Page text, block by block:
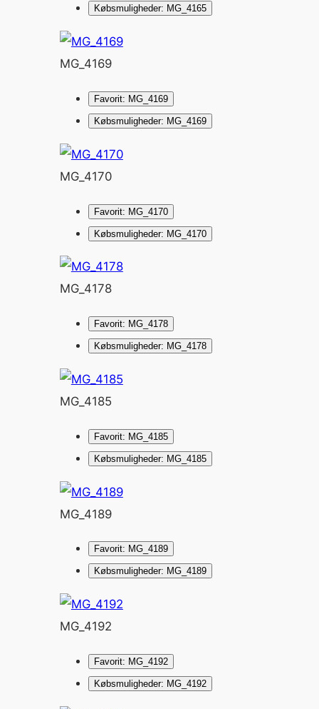
Købsmuligheder: MG_4165
MG_4169
Favorit: MG_4169
Købsmuligheder: MG_4169
MG_4170
Favorit: MG_4170
Købsmuligheder: MG_4170
MG_4178
Favorit: MG_4178
Købsmuligheder: MG_4178
MG_4185
Favorit: MG_4185
Købsmuligheder: MG_4185
MG_4189
Favorit: MG_4189
Købsmuligheder: MG_4189
MG_4192
Favorit: MG_4192
Købsmuligheder: MG_4192